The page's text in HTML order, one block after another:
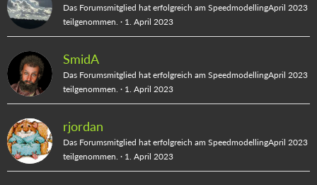
Das Forumsmitglied hat erfolgreich am SpeedmodellingApril 2023
teilgenommen.
1. April 2023
SmidA
Das Forumsmitglied hat erfolgreich am SpeedmodellingApril 2023
teilgenommen.
1. April 2023
rjordan
Das Forumsmitglied hat erfolgreich am SpeedmodellingApril 2023
teilgenommen.
1. April 2023